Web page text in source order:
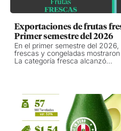
Exportaciones de frutas
Primer semestre del 2026
En el primer semestre del
frescas y congeladas
La categoría fresca alcanzó...